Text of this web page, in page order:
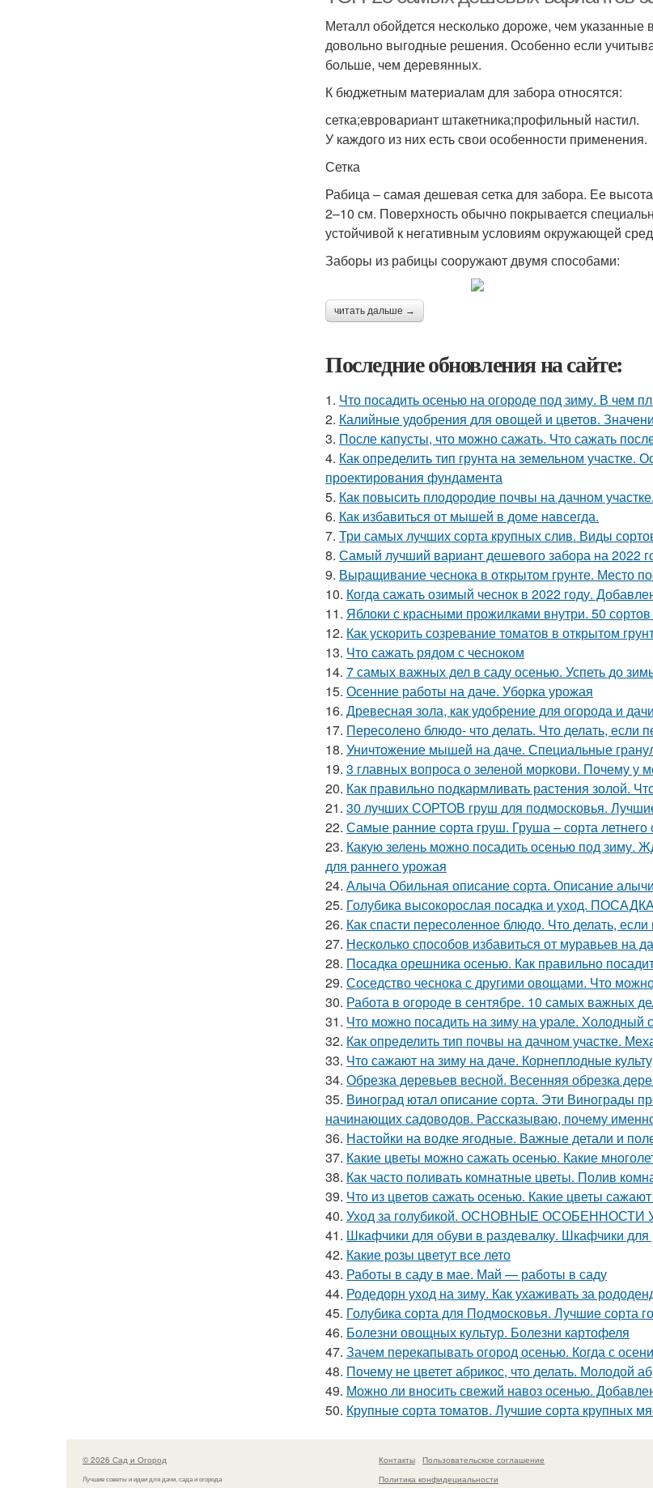
Металл обойдется несколько дороже, чем
довольно выгодные решения. Особенно если
больше, чем деревянных.
К бюджетным материалам для забора относятся:
сетка;евровариант штакетника;профильный настил.
У каждого из них есть свои особенности применения.
Сетка
Рабица – самая дешевая сетка для забора. Ее
2–10 см. Поверхность обычно покрывается
устойчивой к негативным условиям окружающей
Заборы из рабицы сооружают двумя способами:
читать дальше →
Последние обновления на сайте:
1. Что посадить осенью на огороде под зиму. В чем
2. Калийные удобрения для овощей и цветов.
3. После капусты, что можно сажать. Что сажать
4. Как определить тип грунта на земельном участке.
проектирования фундамента
5. Как повысить плодородие почвы на дачном
6. Как избавиться от мышей в доме навсегда.
7. Три самых лучших сорта крупных слив. Виды
8. Самый лучший вариант дешевого забора на 2022
9. Выращивание чеснока в открытом грунте. Место
10. Когда сажать озимый чеснок в 2022 году.
11. Яблоки с красными прожилками внутри. 50
12. Как ускорить созревание томатов в открытом
13. Что сажать рядом с чесноком
14. 7 самых важных дел в саду осенью. Успеть до
15. Осенние работы на даче. Уборка урожая
16. Древесная зола, как удобрение для огорода и
17. Пересолено блюдо- что делать. Что делать, если
18. Уничтожение мышей на даче. Специальные
19. 3 главных вопроса о зеленой моркови. Почему у
20. Как правильно подкармливать растения золой.
21. 30 лучших СОРТОВ груш для подмосковья.
22. Самые ранние сорта груш. Груша – сорта летнего
23. Какую зелень можно посадить осенью под зиму.
для раннего урожая
24. Алыча Обильная описание сорта. Описание
25. Голубика высокорослая посадка и уход.
26. Как спасти пересоленное блюдо. Что делать,
27. Несколько способов избавиться от муравьев на
28. Посадка орешника осенью. Как правильно
29. Соседство чеснока с другими овощами. Что
30. Работа в огороде в сентябре. 10 самых важных
31. Что можно посадить на зиму на урале. Холодный
32. Как определить тип почвы на дачном участке.
33. Что сажают на зиму на даче. Корнеплодные
34. Обрезка деревьев весной. Весенняя обрезка
35. Виноград ютал описание сорта. Эти Винограды
начинающих садоводов. Рассказываю, почему
36. Настойки на водке ягодные. Важные детали и
37. Какие цветы можно сажать осенью. Какие
38. Как часто поливать комнатные цветы. Полив
39. Что из цветов сажать осенью. Какие цветы
40. Уход за голубикой. ОСНОВНЫЕ
41. Шкафчики для обуви в раздевалку. Шкафчики для
42. Какие розы цветут все лето
43. Работы в саду в мае. Май — работы в саду
44. Родедорн уход на зиму. Как ухаживать за
45. Голубика сорта для Подмосковья. Лучшие сорта
46. Болезни овощных культур. Болезни картофеля
47. Зачем перекапывать огород осенью. Когда с
48. Почему не цветет абрикос, что делать. Молодой
49. Можно ли вносить свежий навоз осенью.
50. Крупные сорта томатов. Лучшие сорта крупных
© 2026 Сад и Огород
Лучшие советы и идеи для дачи, сада и огорода
Контакты
Пользовательское соглашение
Политика конфидециальности